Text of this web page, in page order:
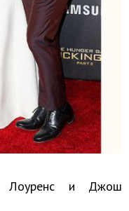
Лоуренс и Джош